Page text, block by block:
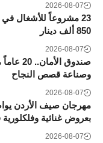
2026-08-07
23 مشروعاً للأشغال
850 ألف دينار
2026-08-07
صندوق
وصناعة قصص النجاح
2026-08-07
مهرجان صيف الأردن
بعروض غنائية
2026-08-07